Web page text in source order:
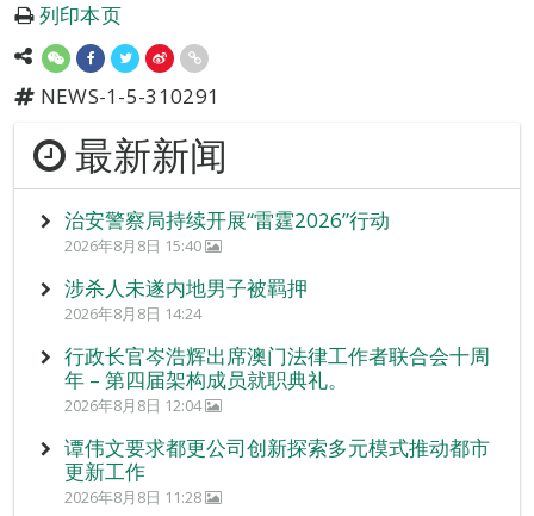
列印本页
NEWS-1-5-310291
最新新闻
治安警察局持续开展“雷霆2026”行动
2026年8月8日 15:40
涉杀人未遂内地男子被羁押
2026年8月8日 14:24
行政长官岑浩辉出席澳门法律工作者联合会十周
年 – 第四届架构成员就职典礼。
2026年8月8日 12:04
谭伟文要求都更公司创新探索多元模式推动都市
更新工作
2026年8月8日 11:28